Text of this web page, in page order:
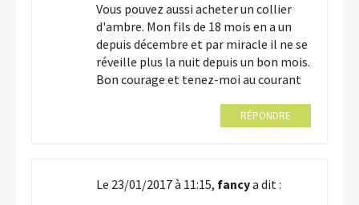
Vous pouvez aussi acheter un collier
d'ambre. Mon fils de 18 mois en a un
depuis décembre et par miracle il ne se
réveille plus la nuit depuis un bon mois.
Bon courage et tenez-moi au courant
RÉPONDRE
Le 23/01/2017 à 11:15, fancya dit :